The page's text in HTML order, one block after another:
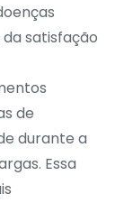
satisfação
de
durante a
Essa